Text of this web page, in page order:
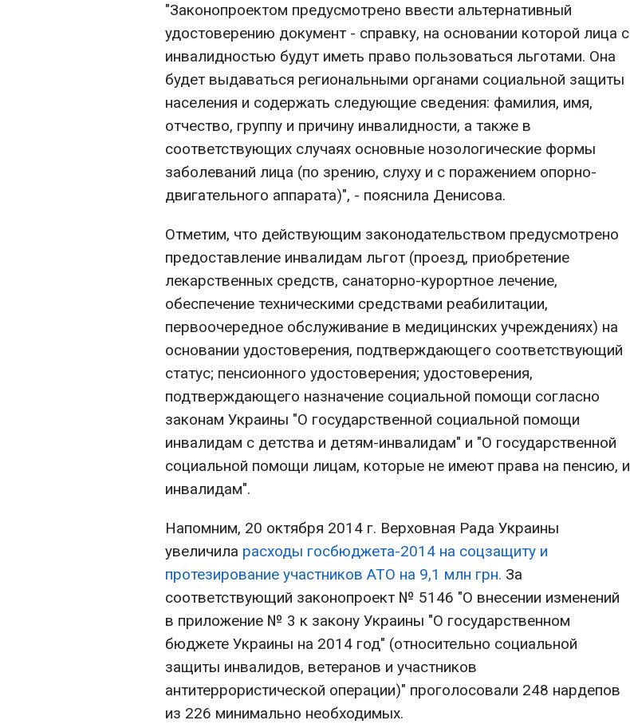
"Законопроектом предусмотрено ввести альтернативный
удостоверению документ - справку, на основании которой лица с
инвалидностью будут иметь право пользоваться льготами. Она
будет выдаваться региональными органами социальной защиты
населения и содержать следующие сведения: фамилия, имя,
отчество, группу и причину инвалидности, а также в
соответствующих случаях основные нозологические формы
заболеваний лица (по зрению, слуху и с поражением опорно-
двигательного аппарата)", - пояснила Денисова.
Отметим, что действующим законодательством предусмотрено
предоставление инвалидам льгот (проезд, приобретение
лекарственных средств, санаторно-курортное лечение,
обеспечение техническими средствами реабилитации,
первоочередное обслуживание в медицинских учреждениях) на
основании удостоверения, подтверждающего соответствующий
статус; пенсионного удостоверения; удостоверения,
подтверждающего назначение социальной помощи согласно
законам Украины "О государственной социальной помощи
инвалидам с детства и детям-инвалидам" и "О государственной
социальной помощи лицам, которые не имеют права на пенсию, и
инвалидам".
Напомним, 20 октября 2014 г. Верховная Рада Украины
увеличила расходы госбюджета-2014 на соцзащиту и
протезирование участников АТО на 9,1 млн грн. За
соответствующий законопроект № 5146 "О внесении изменений
в приложение № 3 к закону Украины "О государственном
бюджете Украины на 2014 год" (относительно социальной
защиты инвалидов, ветеранов и участников
антитеррористической операции)" проголосовали 248 нардепов
из 226 минимально необходимых.